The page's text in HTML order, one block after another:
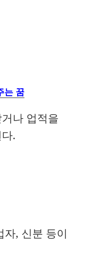
는 꿈
나 업적을
.
자, 신분 등이